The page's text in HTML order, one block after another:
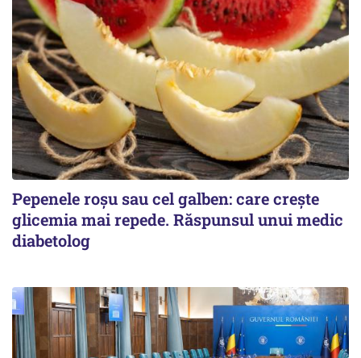
Pepenele roșu sau cel galben: care crește
glicemia mai repede. Răspunsul unui medic
diabetolog